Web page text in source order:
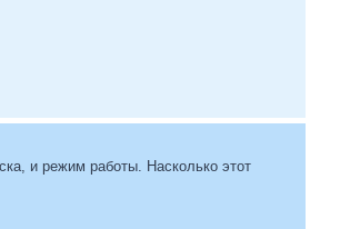
и режим работы. Насколько этот